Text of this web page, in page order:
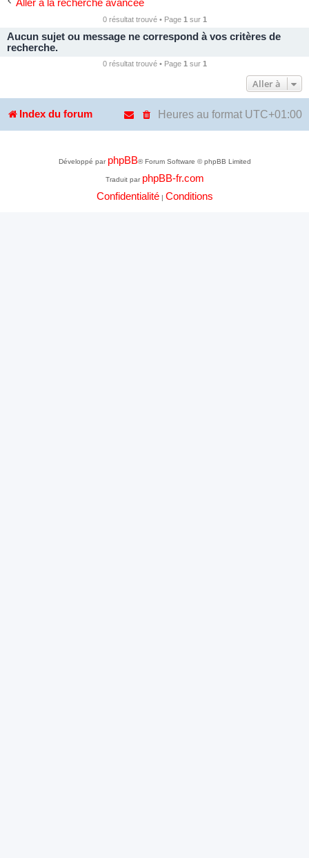
Aller à la recherche avancée
0 résultat trouvé • Page 1 sur 1
Aucun sujet ou message ne correspond à vos critères de
recherche.
0 résultat trouvé • Page 1 sur 1
Aller à
Index du forum Heures au format UTC+01:00
Développé par phpBB® Forum Software © phpBB Limited
Traduit par phpBB-fr.com
Confidentialité| Conditions